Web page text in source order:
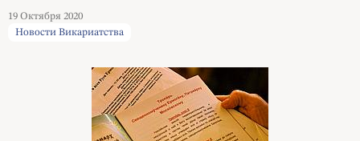
19 Октября 2020
Новости Викариатства